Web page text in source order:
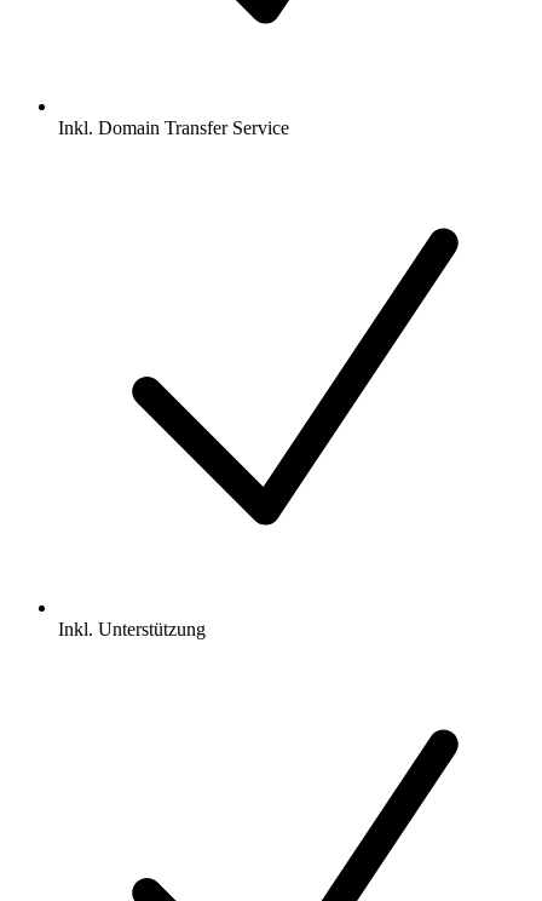
Inkl. Domain Transfer Service
Inkl. Unterstützung